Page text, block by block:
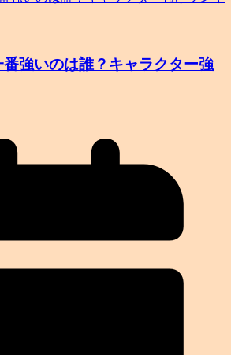
強いのは誰？キャラクター強